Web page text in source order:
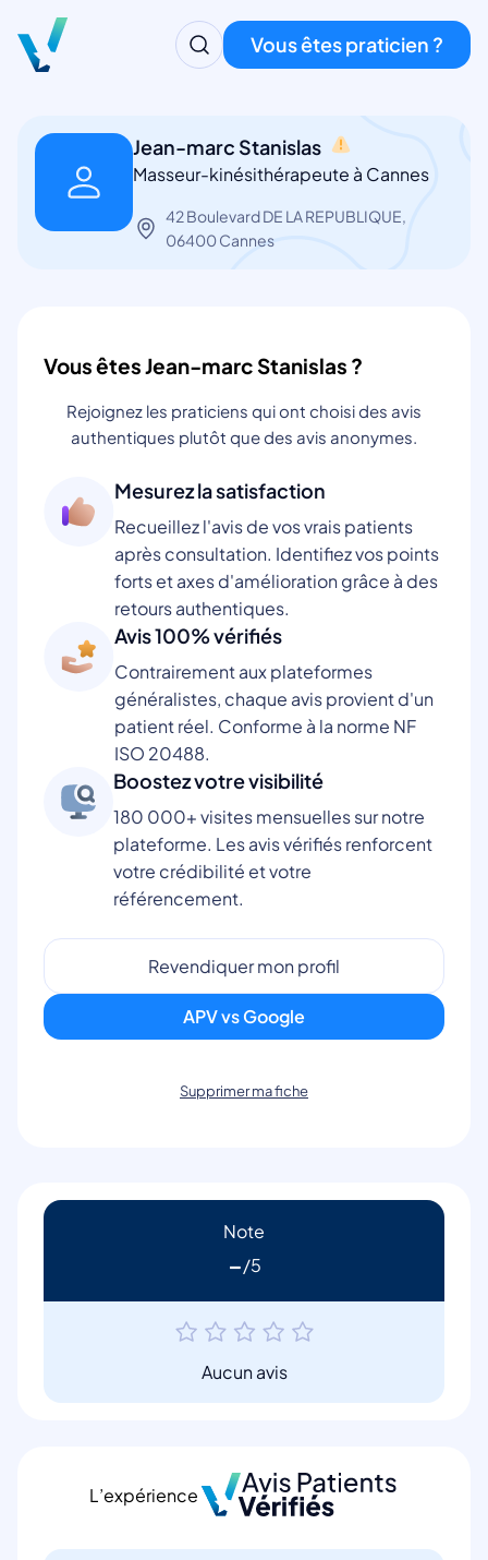
Vous êtes praticien ?
Jean-marc Stanislas
Masseur-kinésithérapeute à Cannes
42 Boulevard DE LA REPUBLIQUE,
06400 Cannes
Vous êtes Jean-marc Stanislas ?
Rejoignez les praticiens qui ont choisi des avis
authentiques plutôt que des avis anonymes.
Mesurez la satisfaction
Recueillez l'avis de vos vrais patients
après consultation. Identifiez vos points
forts et axes d'amélioration grâce à des
retours authentiques.
Avis 100% vérifiés
Contrairement aux plateformes
généralistes, chaque avis provient d'un
patient réel. Conforme à la norme NF
ISO 20488.
Boostez votre visibilité
180 000+ visites mensuelles sur notre
plateforme. Les avis vérifiés renforcent
votre crédibilité et votre
référencement.
Revendiquer mon profil
APV vs Google
Supprimer ma fiche
Note
-
Aucun avis
L’expérience